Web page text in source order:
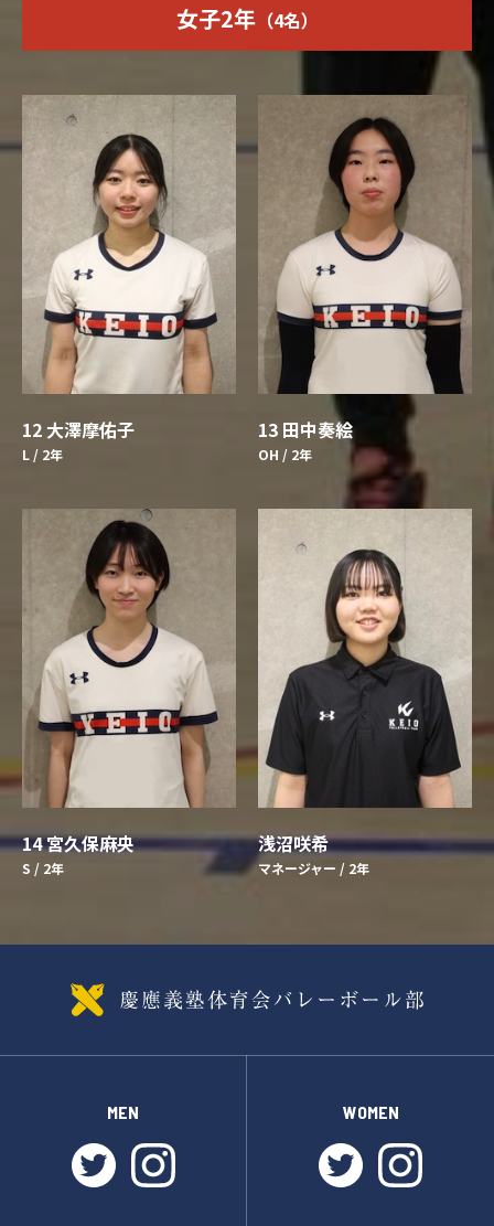
女子2年（4名）
12 大澤摩佑子
L / 2年
13 田中奏絵
OH / 2年
14 宮久保麻央
S / 2年
浅沼咲希
マネージャー / 2年
MEN
twitterinstagram
WOMEN
twitter